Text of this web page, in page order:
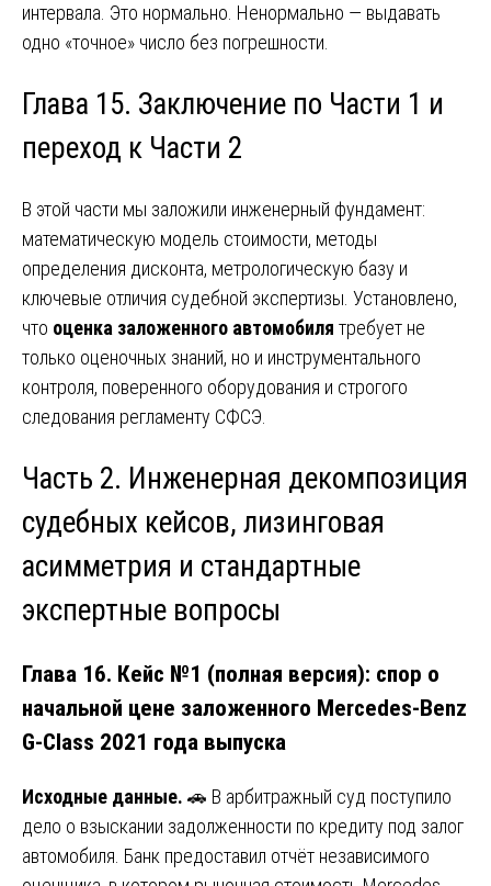
интервала. Это нормально. Ненормально — выдавать
одно «точное» число без погрешности.
Глава 15. Заключение по Части 1 и
переход к Части 2
В этой части мы заложили инженерный фундамент:
математическую модель стоимости, методы
определения дисконта, метрологическую базу и
ключевые отличия судебной экспертизы. Установлено,
что оценка заложенного автомобиля требует не
только оценочных знаний, но и инструментального
контроля, поверенного оборудования и строгого
следования регламенту СФСЭ.
Часть 2. Инженерная декомпозиция
судебных кейсов, лизинговая
асимметрия и стандартные
экспертные вопросы
Глава 16. Кейс №1 (полная версия): спор о
начальной цене заложенного Mercedes-Benz
G-Class 2021 года выпуска
Исходные данные. 🚗 В арбитражный суд поступило
дело о взыскании задолженности по кредиту под залог
автомобиля. Банк предоставил отчёт независимого